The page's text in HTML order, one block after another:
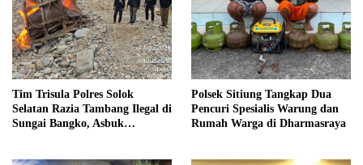
Tim Trisula Polres Solok
Selatan Razia Tambang Ilegal di
Sungai Bangko, Asbuk
Polsek Sitiung Tangkap Dua
Pencuri Spesialis Warung dan
Rumah Warga di Dharmasraya